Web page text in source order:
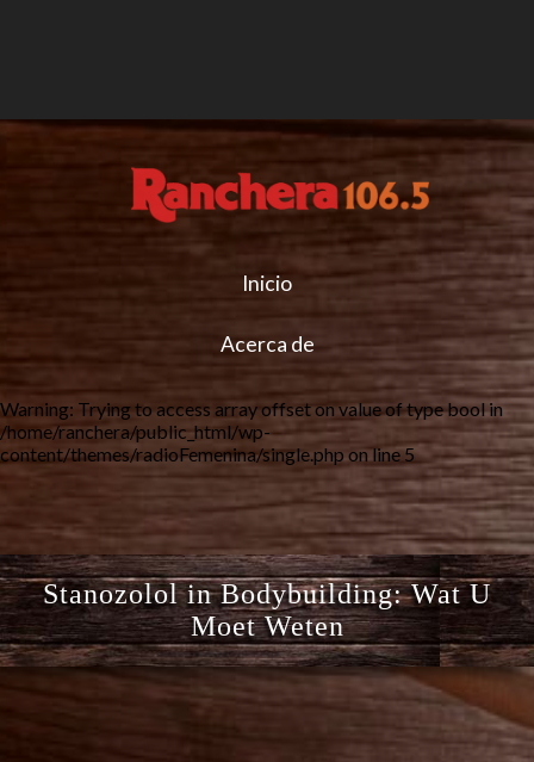
Inicio
Acerca de
Warning: Trying to access array offset on value of type bool in
/home/ranchera/public_html/wp-
content/themes/radioFemenina/single.php on line5
Stanozolol in Bodybuilding: Wat U
Moet Weten